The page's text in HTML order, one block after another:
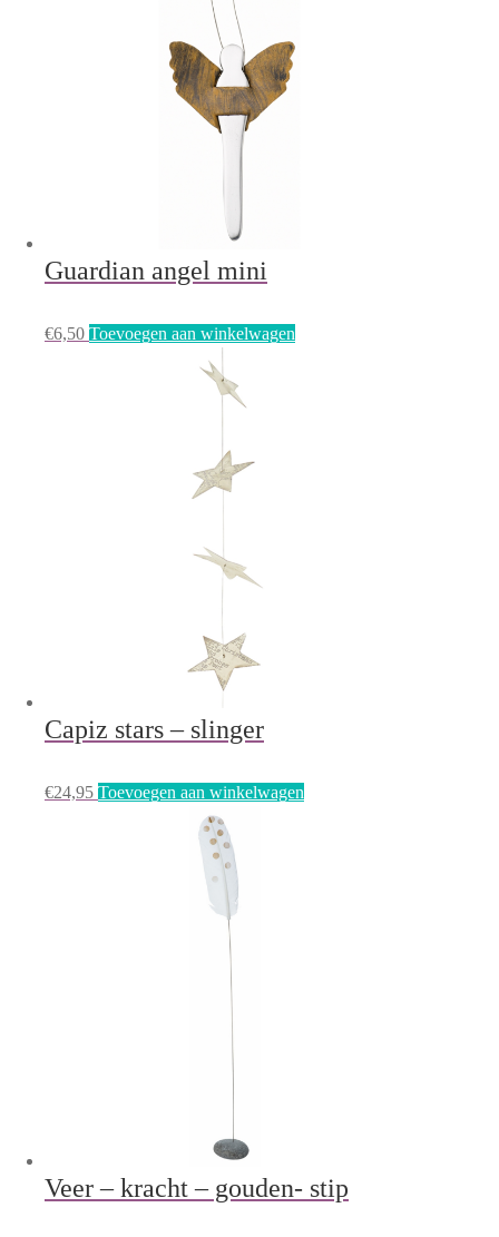
Guardian angel mini
€6,50 Toevoegen aan winkelwagen
Capiz stars – slinger
€24,95 Toevoegen aan winkelwagen
Veer – kracht – gouden- stip